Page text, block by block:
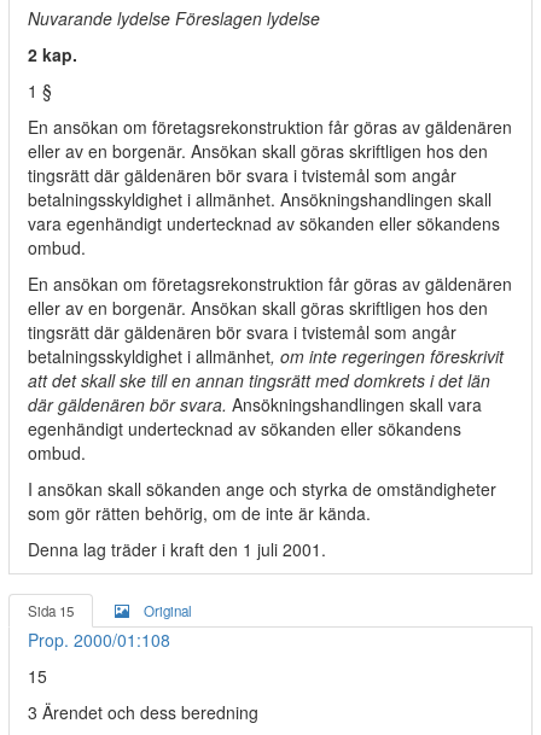
Nuvarande lydelse Föreslagen lydelse
2 kap.
1 §
En ansökan om företagsrekonstruktion får göras av gäldenären
eller av en borgenär. Ansökan skall göras skriftligen hos den
tingsrätt där gäldenären bör svara i tvistemål som angår
betalningsskyldighet i allmänhet. Ansökningshandlingen skall
vara egenhändigt undertecknad av sökanden eller sökandens
ombud.
En ansökan om företagsrekonstruktion får göras av gäldenären
eller av en borgenär. Ansökan skall göras skriftligen hos den
tingsrätt där gäldenären bör svara i tvistemål som angår
betalningsskyldighet i allmänhet, om inte regeringen föreskrivit
att det skall ske till en annan tingsrätt med domkrets i det län
där gäldenären bör svara. Ansökningshandlingen skall vara
egenhändigt undertecknad av sökanden eller sökandens
ombud.
I ansökan skall sökanden ange och styrka de omständigheter
som gör rätten behörig, om de inte är kända.
Denna lag träder i kraft den 1 juli 2001.
Sida 15 Original
Prop. 2000/01:108
15
3 Ärendet och dess beredning